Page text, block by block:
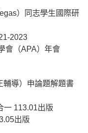
）同志學生國際研
2023
會（APA）年會
輔導）申論題解題書
一 113.01出版
出版